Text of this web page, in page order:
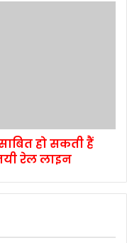
हो सकती हैं
रेल लाइन